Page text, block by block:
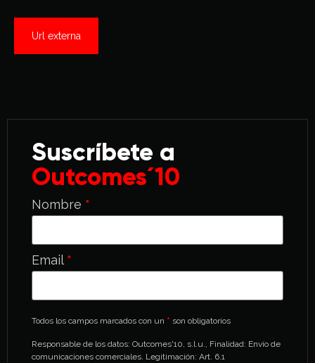
Url externa
Suscríbete a
Outcomes´10
Nombre *
Email*
Todos los campos marcados con un * son obligatorios
Responsable de los datos: Outcomes'10, s.l.u., Finalidad: Envío de
comunicaciones comerciales. Legitimación: Art. 6.1